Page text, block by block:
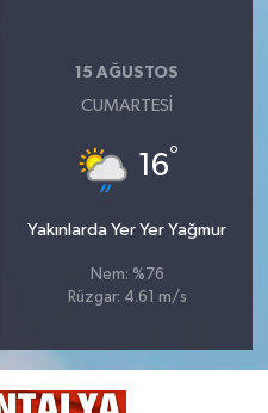
15 AĞUSTOS
CUMARTESI
16°
Yakınlarda Yer Yer Yağmur
Nem: %76
Rüzgar: 4.61 m/s